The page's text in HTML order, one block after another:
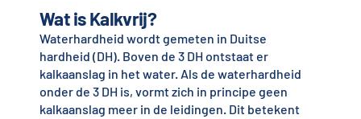
Wat is Kalkvrij?
Waterhardheid wordt gemeten in Duitse
hardheid (DH). Boven de 3 DH ontstaat er
kalkaanslag in het water. Als de waterhardheid
onder de 3 DH is, vormt zich in principe geen
kalkaanslag meer in de leidingen. Dit betekent